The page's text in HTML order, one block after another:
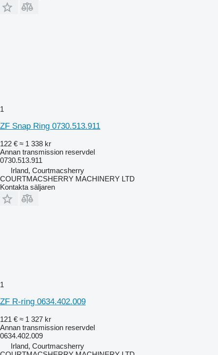
1
ZF Snap Ring 0730.513.911
122 € ≈ 1 338 kr
Annan transmission reservdel
0730.513.911
Irland, Courtmacsherry
COURTMACSHERRY MACHINERY LTD
Kontakta säljaren
1
ZF R-ring 0634.402.009
121 € ≈ 1 327 kr
Annan transmission reservdel
0634.402.009
Irland, Courtmacsherry